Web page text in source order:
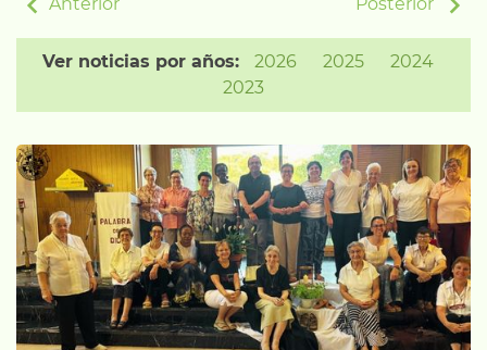
Ver noticias por años: 2026 2025
2024
2023